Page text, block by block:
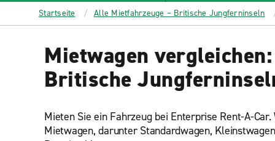
Startseite Alle Mietfahrzeuge – Britische Jungferninseln
Mietwagen
Britische
Mieten Sie ein Fahrzeug bei Enterprise Rent-A-
Mietwagen, darunter Standardwagen,